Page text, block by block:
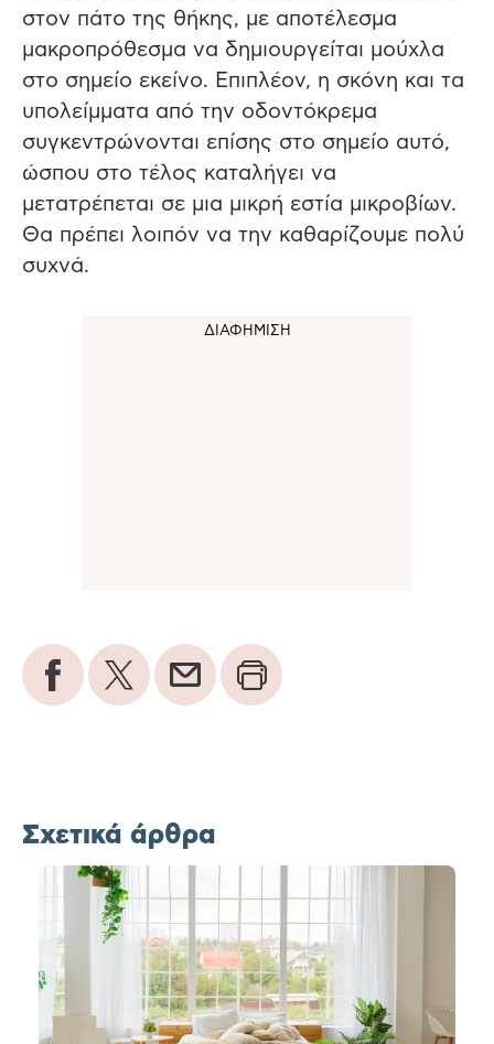
στον πάτο της θήκης, με αποτέλεσμα
μακροπρόθεσμα να δημιουργείται μούχλα
στο σημείο εκείνο. Επιπλέον, η σκόνη και τα
υπολείμματα από την οδοντόκρεμα
συγκεντρώνονται επίσης στο σημείο αυτό,
ώσπου στο τέλος καταλήγει να
μετατρέπεται σε μια μικρή εστία μικροβίων.
Θα πρέπει λοιπόν να την καθαρίζουμε πολύ
συχνά.
Σχετικά άρθρα